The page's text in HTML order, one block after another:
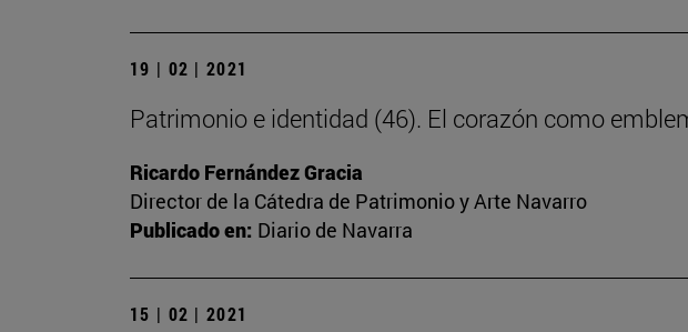
19 | 02 | 2021
Patrimonio e identidad (46). El corazón como
Ricardo Fernández Gracia
Director de la Cátedra de Patrimonio y Arte Navarro
Publicado en: Diario de Navarra
15 | 02 | 2021